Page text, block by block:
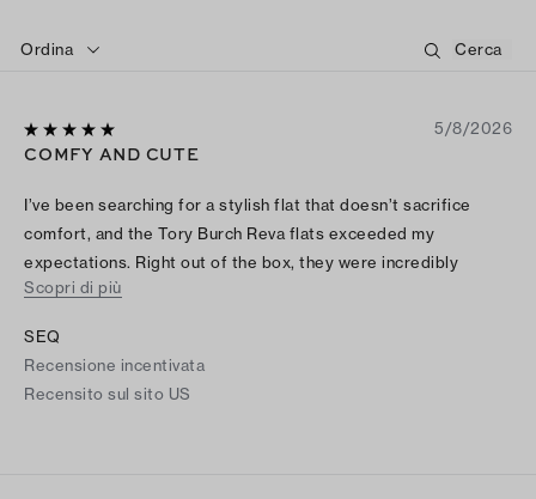
Ordina
5/8/2026
COMFY AND CUTE
I’ve been searching for a stylish flat that doesn’t sacrifice
comfort, and the Tory Burch Reva flats exceeded my
expectations. Right out of the box, they were incredibly
comfortable with very little break-in time. The leather is soft,
full workday without discomfort. The classic design is
timeless and elevates everything from dresses to tailored
pants and jeans. They look polished enough for the office
Scopri di più
SEQ
Recensione incentivata
Recensito sul sito US